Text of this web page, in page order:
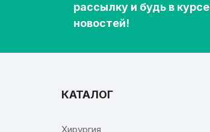
рассылку и будь в курсе
новостей!
КАТАЛОГ
Хирургия